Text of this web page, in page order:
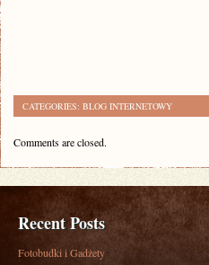
CATEGORIES: BLOG INTERNETOWY
Comments are closed.
Recent Posts
Fotobudki i Gadżety